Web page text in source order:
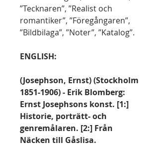
”Tecknaren”, ”Realist och
romantiker”, ”Föregångaren”,
”Bildbilaga”, ”Noter”, ”Katalog”.
ENGLISH:
(Josephson, Ernst) (Stockholm
1851-1906) - Erik Blomberg:
Ernst Josephsons konst. [1:]
Historie, porträtt- och
genremålaren. [2:] Från
Näcken till Gåslisa.